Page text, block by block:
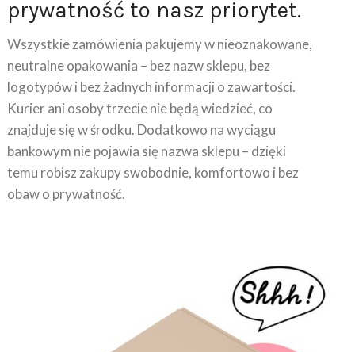
Wszystkie zamówienia pakujemy w nieoznakowane,
neutralne opakowania – bez nazw sklepu, bez
logotypów i bez żadnych informacji o zawartości.
Kurier ani osoby trzecie nie będą wiedzieć, co
znajduje się w środku. Dodatkowo na wyciągu
bankowym nie pojawia się nazwa sklepu – dzięki
temu robisz zakupy swobodnie, komfortowo i bez
obaw o prywatność.